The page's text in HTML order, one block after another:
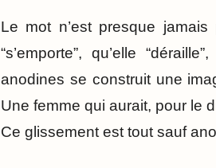
Le mot n’est presque
“s’emporte”, qu’elle
anodines se construit une
Une femme qui aurait, pour le
Ce glissement est tout sauf